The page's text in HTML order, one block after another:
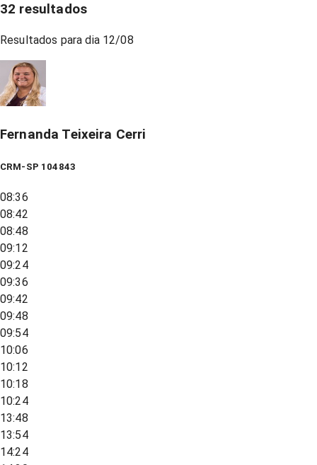
32 resultados
Resultados para dia 12/08
Fernanda Teixeira Cerri
CRM-SP 104843
08:36
08:42
08:48
09:12
09:24
09:36
09:42
09:48
09:54
10:06
10:12
10:18
10:24
13:48
13:54
14:24